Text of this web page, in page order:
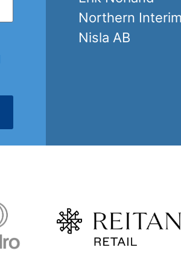
Northern
Nisla AB